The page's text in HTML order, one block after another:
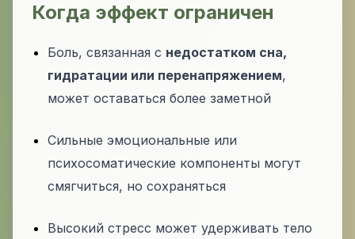
Когда эффект ограничен
Боль, связанная с недостатком сна,
гидратации или перенапряжением,
может оставаться более заметной
Сильные эмоциональные или
психосоматические компоненты могут
смягчиться, но сохраняться
Высокий стресс может удерживать тело